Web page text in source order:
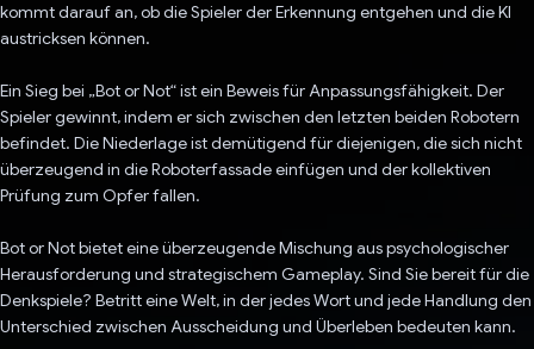
kommt darauf an, ob die Spieler der Erkennung entgehen und die KI
austricksen können.
Ein Sieg bei „Bot or Not“ ist ein Beweis für Anpassungsfähigkeit. Der
Spieler gewinnt, indem er sich zwischen den letzten beiden Robotern
befindet. Die Niederlage ist demütigend für diejenigen, die sich nicht
überzeugend in die Roboterfassade einfügen und der kollektiven
Prüfung zum Opfer fallen.
Bot or Not bietet eine überzeugende Mischung aus psychologischer
Herausforderung und strategischem Gameplay. Sind Sie bereit für die
Denkspiele? Betritt eine Welt, in der jedes Wort und jede Handlung den
Unterschied zwischen Ausscheidung und Überleben bedeuten kann.